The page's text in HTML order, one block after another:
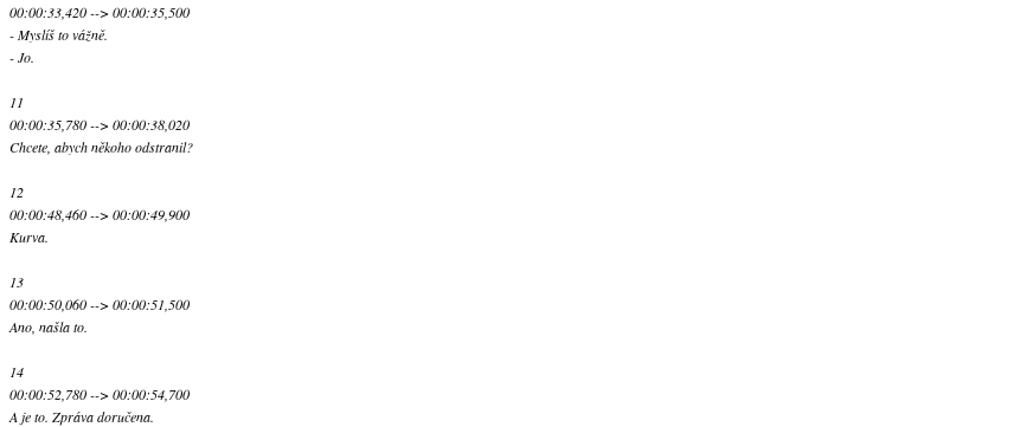
00:00:33,420 --> 00:00:35,500
- Myslíš to vážně.
- Jo.
11
00:00:35,780 --> 00:00:38,020
Chcete, abych někoho odstranil?
12
00:00:48,460 --> 00:00:49,900
Kurva.
13
00:00:50,060 --> 00:00:51,500
Ano, našla to.
14
00:00:52,780 --> 00:00:54,700
A je to. Zpráva doručena.